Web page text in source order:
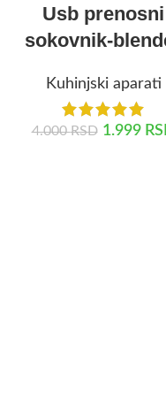
Usb prenosni
sokovnik-
Kuhinjski aparati
4.000RSD 1.999